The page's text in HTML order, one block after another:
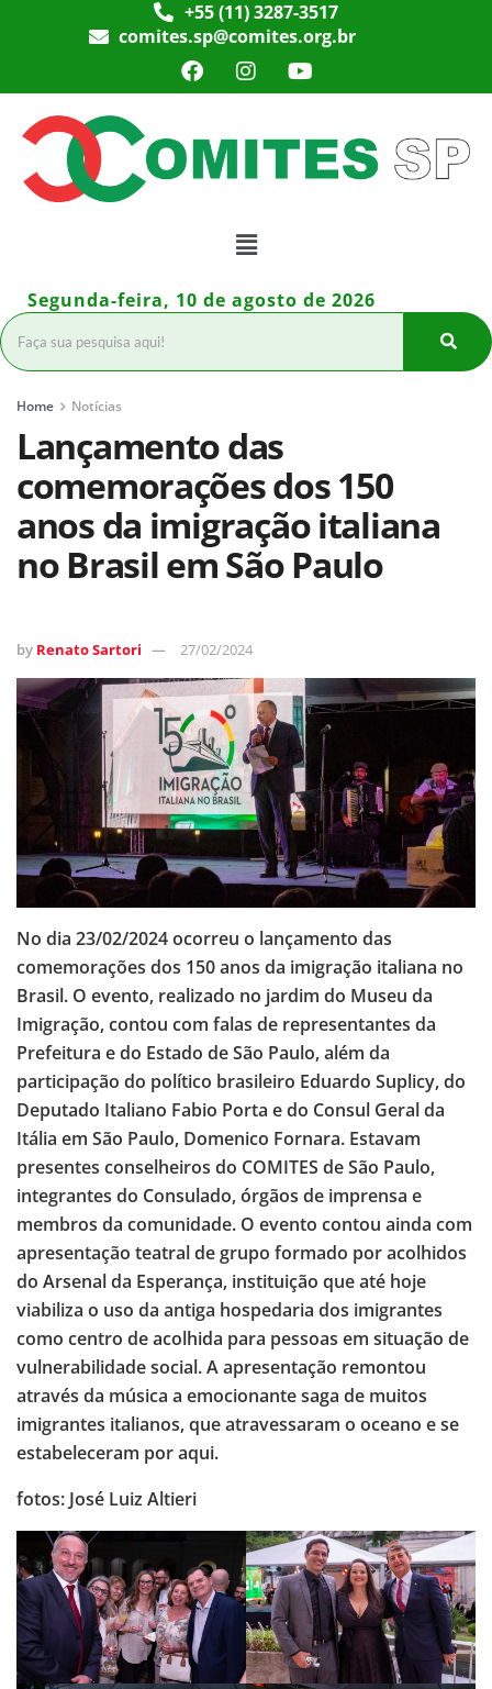
+55 (11) 3287-3517
comites.sp@comites.org.br
Segunda-feira, 10 de agosto de 2026
Home Notícias
Lançamento das
comemorações dos 150
anos da imigração italiana
no Brasil em São Paulo
by Renato Sartori 27/02/2024
No dia 23/02/2024 ocorreu o lançamento das
comemorações dos 150 anos da imigração italiana no
Brasil. O evento, realizado no jardim do Museu da
Imigração, contou com falas de representantes da
Prefeitura e do Estado de São Paulo, além da
participação do político brasileiro Eduardo Suplicy, do
Deputado Italiano Fabio Porta e do Consul Geral da
Itália em São Paulo, Domenico Fornara. Estavam
presentes conselheiros do COMITES de São Paulo,
integrantes do Consulado, órgãos de imprensa e
membros da comunidade. O evento contou ainda com
apresentação teatral de grupo formado por acolhidos
do Arsenal da Esperança, instituição que até hoje
viabiliza o uso da antiga hospedaria dos imigrantes
como centro de acolhida para pessoas em situação de
vulnerabilidade social. A apresentação remontou
através da música a emocionante saga de muitos
imigrantes italianos, que atravessaram o oceano e se
estabeleceram por aqui.
fotos: José Luiz Altieri